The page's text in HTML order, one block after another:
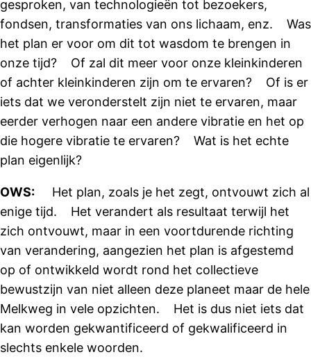
gesproken, van technologieën tot bezoekers,
fondsen, transformaties van ons lichaam, enz. Was
het plan er voor om dit tot wasdom te brengen in
onze tijd? Of zal dit meer voor onze kleinkinderen
of achter kleinkinderen zijn om te ervaren? Of is er
iets dat we veronderstelt zijn niet te ervaren, maar
eerder verhogen naar een andere vibratie en het op
die hogere vibratie te ervaren? Wat is het echte
plan eigenlijk?
OWS: Het plan, zoals je het zegt, ontvouwt zich al
enige tijd. Het verandert als resultaat terwijl het
zich ontvouwt, maar in een voortdurende richting
van verandering, aangezien het plan is afgestemd
op of ontwikkeld wordt rond het collectieve
bewustzijn van niet alleen deze planeet maar de hele
Melkweg in vele opzichten. Het is dus niet iets dat
kan worden gekwantificeerd of gekwalificeerd in
slechts enkele woorden.